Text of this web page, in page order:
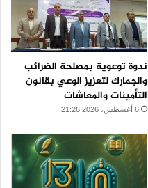
ندوة توعوية بمصلحة الضرائب
والجمارك لتعزيز الوعي بقانون
التأمينات والمعاشات
6 أغسطس، 2026 21:26